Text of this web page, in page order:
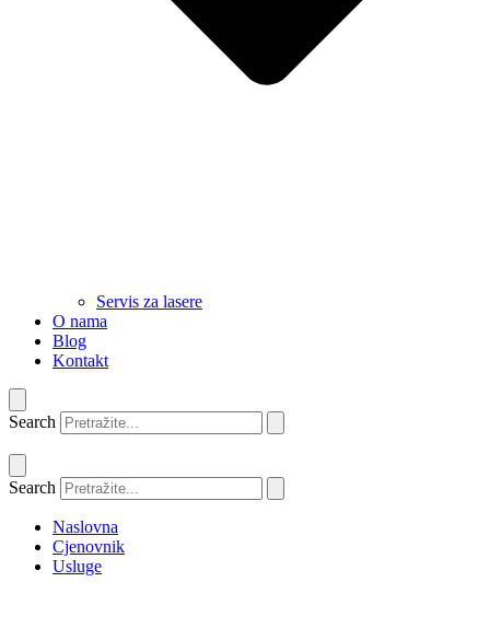
Servis za lasere
O nama
Blog
Kontakt
Search
Search
Naslovna
Cjenovnik
Usluge